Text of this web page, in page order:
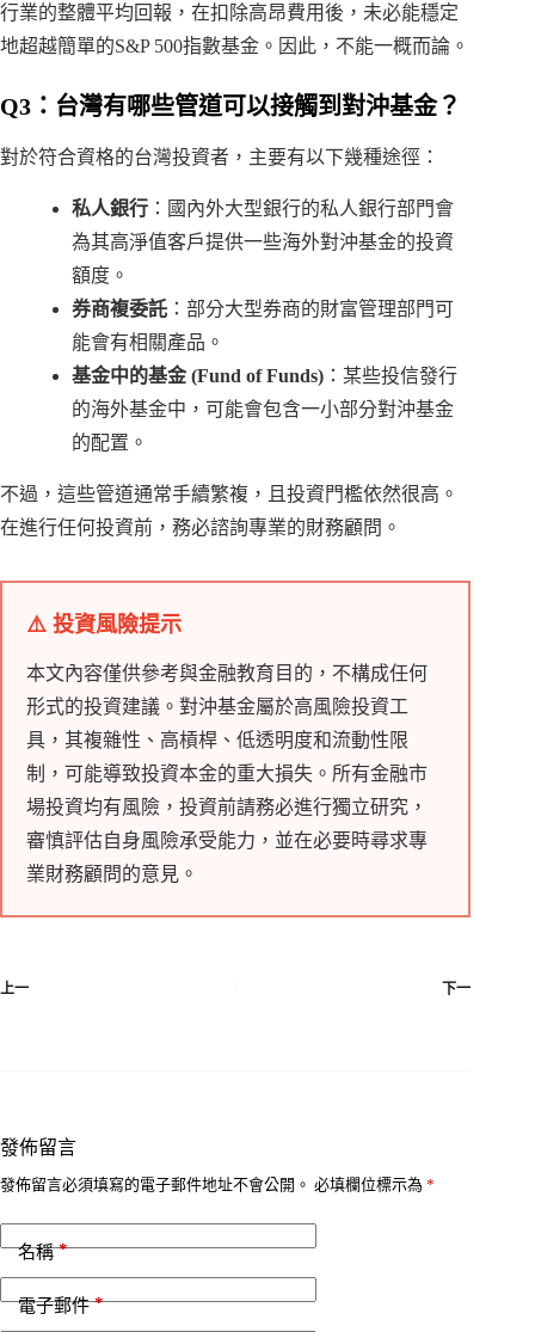
行業的整體平均回報，在扣除高昂費用後，未必能穩定
地超越簡單的S&P 500指數基金。因此，不能一概而論。
Q3：台灣有哪些管道可以接觸到對沖基金？
對於符合資格的台灣投資者，主要有以下幾種途徑：
私人銀行 ：國內外大型銀行的私人銀行部門會
為其高淨值客戶提供一些海外對沖基金的投資
額度。
券商複委託 ：部分大型券商的財富管理部門可
能會有相關產品。
基金中的基金 (Fund of Funds) ：某些投信發行
的海外基金中，可能會包含一小部分對沖基金
的配置。
不過，這些管道通常手續繁複，且投資門檻依然很高。
在進行任何投資前，務必諮詢專業的財務顧問。
⚠️ 投資風險提示
本文內容僅供參考與金融教育目的，不構成任何
形式的投資建議。對沖基金屬於高風險投資工
具，其複雜性、高槓桿、低透明度和流動性限
制，可能導致投資本金的重大損失。所有金融市
場投資均有風險，投資前請務必進行獨立研究，
審慎評估自身風險承受能力，並在必要時尋求專
業財務顧問的意見。
上一 下一
發佈留言
發佈留言必須填寫的電子郵件地址不會公開。 必填欄位標示為 *
名稱*
電子郵件*